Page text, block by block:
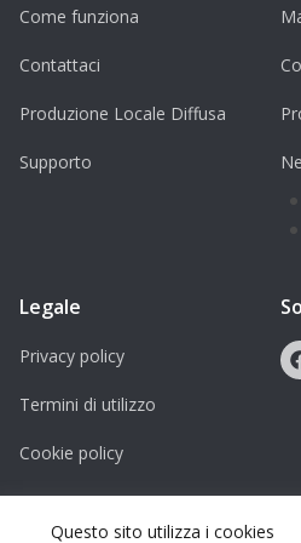
notwendige Wissen
und Gravurprojekten zu
Für wen ist die
Maker und DIY-
Designer*innen und
Alle Interessierten an
und Lasertechnologie
Veranstalter
Come funziona
Contattaci
Produzione Locale Diffusa
Supporto
Legale
Privacy policy
Termini di utilizzo
Cookie policy
Licenze
Questo sito utilizza i cookies